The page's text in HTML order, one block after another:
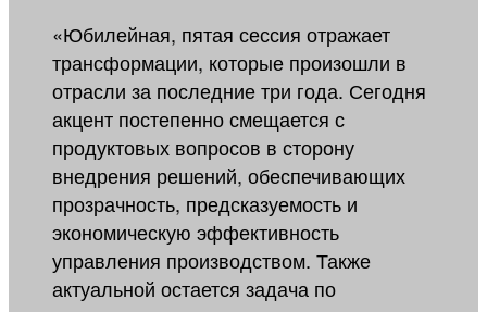
«Юбилейная, пятая сессия отражает
трансформации, которые произошли в
отрасли за последние три года. Сегодня
акцент постепенно смещается с
продуктовых вопросов в сторону
внедрения решений, обеспечивающих
прозрачность, предсказуемость и
экономическую эффективность
управления производством. Также
актуальной остается задача по